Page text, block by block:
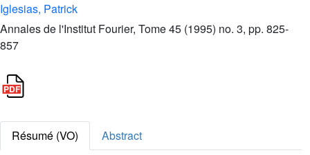
Iglesias, Patrick
Annales de l'Institut Fourier, Tome 45 (1995) no. 3, pp. 825-
857
Résumé (VO)
Abstract